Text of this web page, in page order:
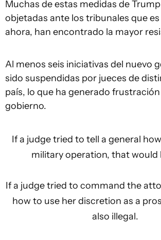
Muchas de estas medidas de
objetadas ante los tribunales que
ahora, han encontrado la mayor
Al menos seis iniciativas del nuevo
sido suspendidas por jueces de
país, lo que ha generado
gobierno.
If a judge tried to tell a general
military operation, that would
If a judge tried to command the
how to use her discretion as a
also illegal.